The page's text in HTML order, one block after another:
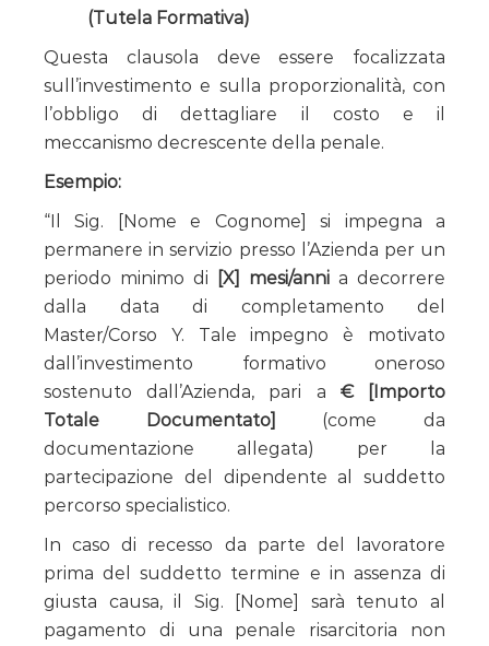
(Tutela Formativa)
Questa clausola deve essere focalizzata
sull’investimento e sulla proporzionalità, con
l’obbligo di dettagliare il costo e il
meccanismo decrescente della penale.
Esempio:
“Il Sig. [Nome e Cognome] si impegna a
permanere in servizio presso l’Azienda per un
periodo minimo di
[X] mesi/anni a decorrere
dalla data di completamento del
Master/Corso Y. Tale impegno è motivato
dall’investimento formativo oneroso
sostenuto dall’Azienda, pari a € [Importo
Totale Documentato]
(come da
documentazione allegata) per la
partecipazione del dipendente al suddetto
percorso specialistico.
In caso di recesso da parte del lavoratore
prima del suddetto termine e in assenza di
giusta causa, il Sig. [Nome] sarà tenuto al
pagamento di una penale risarcitoria non